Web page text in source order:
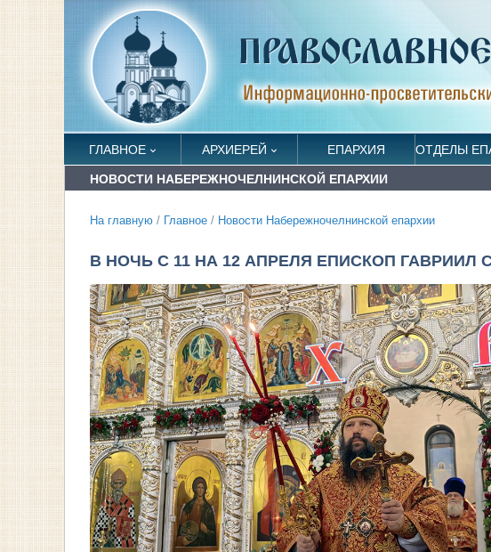
ГЛАВНОЕ АРХИЕРЕЙ ЕПАРХИЯ ОТДЕЛЫ
НОВОСТИ НАБЕРЕЖНОЧЕЛНИНСКОЙ ЕПАРХИИ
На главную / Главное / Новости Набережночелнинской епархии
В НОЧЬ С 11 НА 12 АПРЕЛЯ ЕПИСКОП